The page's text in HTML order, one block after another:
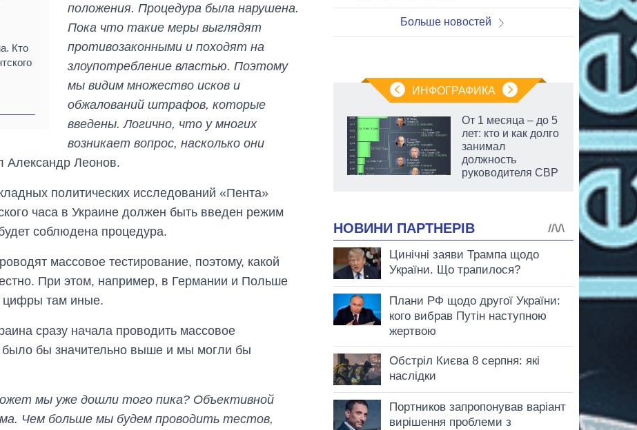
Кто
положения. Процедура была нарушена.
Пока что такие меры выглядят
противозаконными и походят на
злоупотребление властью. Поэтому
мы видим множество исков и
обжалований штрафов, которые
введены. Логично, что у многих
возникает вопрос, насколько они
Александр Леонов.
политических исследований «Пента»
часа в Украине должен быть введен режим
соблюдена процедура.
массовое тестирование, поэтому, какой
При этом, например, в Германии и Польше
цифры там иные.
сразу начала проводить массовое
было бы значительно выше и мы могли бы
мы уже дошли того пика? Объективной
Чем больше мы будем проводить тестов,
Больше новостей
ИНФОГРАФИКА
Дефицит памяти:
на чипы за
От 1 месяца – до 5
лет: кто и как долго
занимал
должность
руководителя СВР